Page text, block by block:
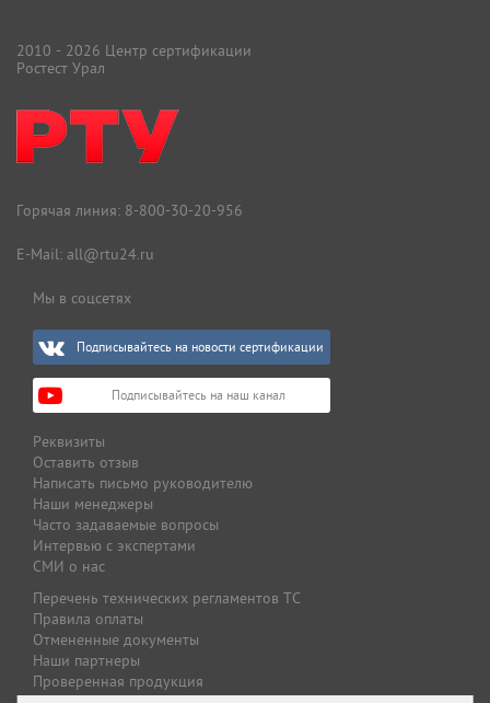
2010 - 2026 Центр сертификации
Ростест Урал
Горячая линия: 8-800-30-20-956
E-Mail: all@rtu24.ru
Мы в соцсетях
Подписывайтесь на новости сертификации
Подписывайтесь на наш канал
Реквизиты
Оставить отзыв
Написать письмо руководителю
Наши менеджеры
Часто задаваемые вопросы
Интервью с экспертами
СМИ о нас
Перечень технических регламентов ТС
Правила оплаты
Отмененные документы
Наши партнеры
Проверенная продукция